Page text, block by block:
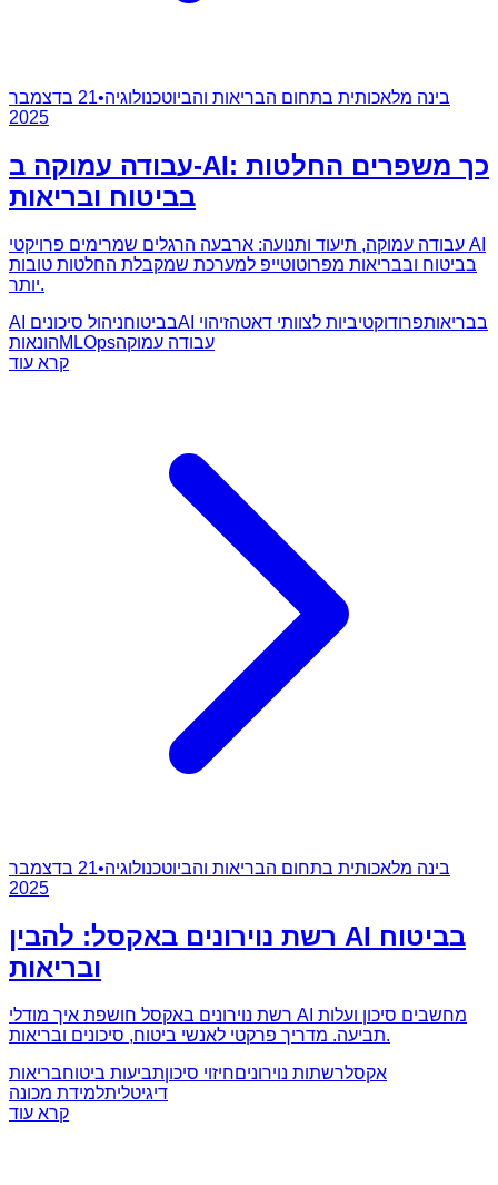
בינה מלאכותית בתחום הבריאות והביוטכנולוגיה•
21 בדצמבר
2025
עבודה עמוקה ב-AI: כך משפרים החלטות
בביטוח ובריאות
עבודה עמוקה, תיעוד ותנועה: ארבעה הרגלים שמרימים פרויקטי AI
בביטוח ובבריאות מפרוטוטייפ למערכת שמקבלת החלטות טובות
יותר.
AI בביטוחניהול סיכונים AI בבריאותפרודוקטיביות לצוותי דאטהזיהוי
הונאותMLOpsעבודה עמוקה
קרא עוד
בינה מלאכותית בתחום הבריאות והביוטכנולוגיה•
21 בדצמבר
2025
רשת נוירונים באקסל: להבין AI בביטוח
ובריאות
רשת נוירונים באקסל חושפת איך מודלי AI מחשבים סיכון ועלות
תביעה. מדריך פרקטי לאנשי ביטוח, סיכונים ובריאות.
אקסלרשתות נוירוניםחיזוי סיכוןתביעות ביטוחבריאות
דיגיטליתלמידת מכונה
קרא עוד